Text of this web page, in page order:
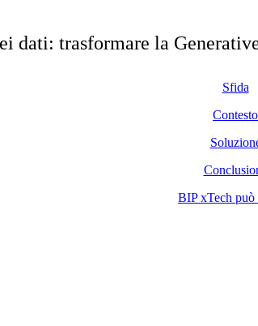
dati: trasformare la
Sfida
Contesto
BIP xTech può